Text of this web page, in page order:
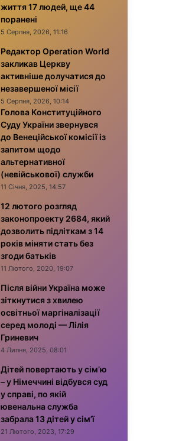
життя 17 людей, ще 44
поранені
5 Серпня, 2026, 11:16
Редактор Operation World
закликав Церкву
активніше долучатися до
незавершеної місії
5 Серпня, 2026, 10:14
Голова Конституційного
Суду України звернувся
до Венеційської комісії із
запитом щодо
альтернативної
(невійськової) служби
11 Січня, 2025, 14:57
12 лютого розгляд
законопроекту 2684, який
дозволить підліткам з 14
років міняти стать без
згоди батьків
11 Лютого, 2020, 19:07
Після війни Україна може
зіткнутися з хвилею
освітньої маргіналізації
серед молоді — Лілія
Гриневич
4 Липня, 2025, 08:01
Дітей повертають у сім’ю
– у Німеччині відбувся суд
у справі, по якій
ювенальна служба
забрала 13 дітей у сім’ї
21 Лютого, 2023, 17:29